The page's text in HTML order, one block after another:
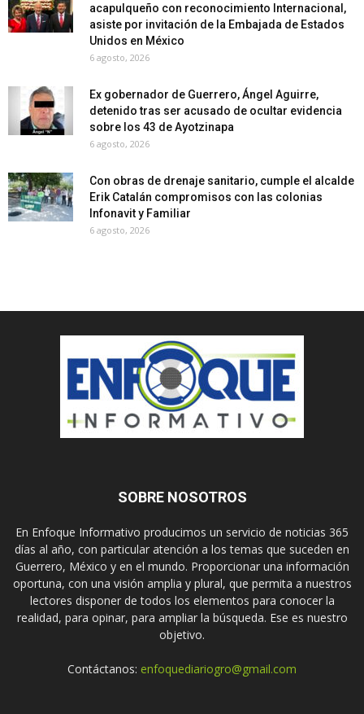
acapulqueño con reconocimiento Internacional,
asiste por invitación de la Embajada de Estados
Unidos en México
6 agosto, 2026
Ex gobernador de Guerrero, Ángel Aguirre,
detenido tras ser acusado de ocultar evidencia
sobre los 43 de Ayotzinapa
6 agosto, 2026
Con obras de drenaje sanitario, cumple el alcalde
Erik Catalán compromisos con las colonias
Infonavit y Familiar
6 agosto, 2026
SOBRE NOSOTROS
En Enfoque Informativo producimos un servicio de noticias 365
días al año, con particular atención a los temas que suceden en
Guerrero, México y en el mundo. Proporcionar una información
oportuna, con una visión amplia y plural, que permita a nuestros
lectores disponer de todos los elementos para conocer la
realidad, para opinar, para ampliar la búsqueda. Ese es nuestro
objetivo.
Contáctanos: enfoquediariogro@gmail.com